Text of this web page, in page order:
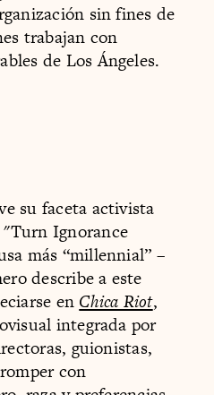
sin fines de
trabajan con
de Los Ángeles.
su faceta activista
"Turn Ignorance
más “millennial” –
describe a este
en Chica Riot,
integrada por
guionistas,
con